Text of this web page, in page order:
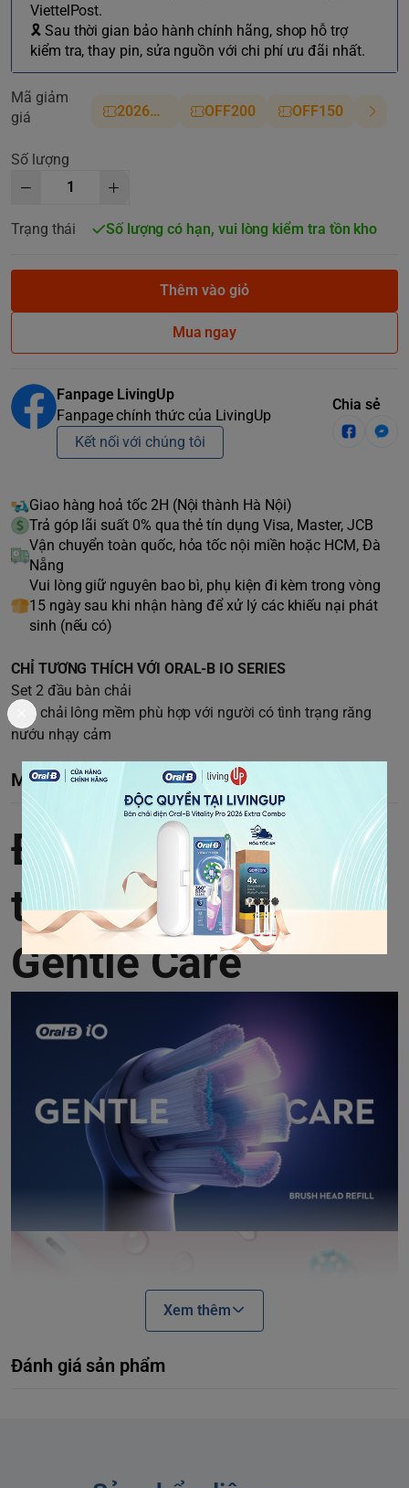
ViettelPost.
🎗 Sau thời gian bảo hành chính hãng, shop hỗ trợ
kiểm tra, thay pin, sửa nguồn với chi phí ưu đãi nhất.
Mã giảm
giá
2026NM OFF200 OFF150
Số lượng
Trạng thái Số lượng có hạn, vui lòng kiểm tra tồn kho
Thêm vào giỏ
Mua ngay
Fanpage LivingUp
Fanpage chính thức của LivingUp
Kết nối với chúng tôi
Chia sẻ
Giao hàng hoả tốc 2H (Nội thành Hà Nội)
Trả góp lãi suất 0% qua thẻ tín dụng Visa, Master, JCB
Vận chuyển toàn quốc, hỏa tốc nội miền hoặc HCM, Đà
Nẵng
Vui lòng giữ nguyên bao bì, phụ kiện đi kèm trong vòng
15 ngày sau khi nhận hàng để xử lý các khiếu nại phát
sinh (nếu có)
CHỈ TƯƠNG THÍCH VỚI ORAL-B IO SERIES
Set 2 đầu bàn chải
Bàn chải lông mềm phù hợp với người có tình trạng răng
nướu nhạy cảm
Mô tả chi tiết
Đầu bàn chải thay
thế Oral-B iO
Gentle Care
Xem thêm
Đánh giá sản phẩm